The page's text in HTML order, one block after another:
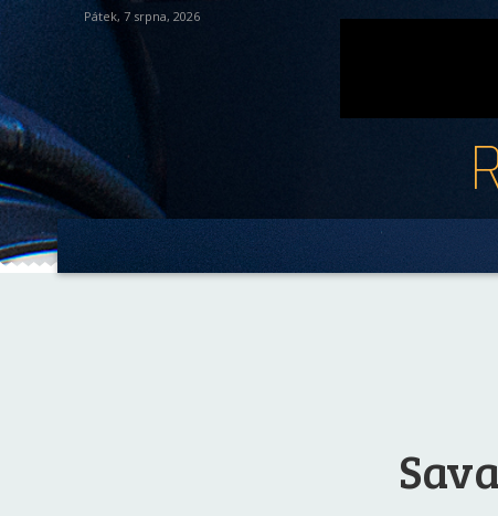
Pátek, 7 srpna, 2026